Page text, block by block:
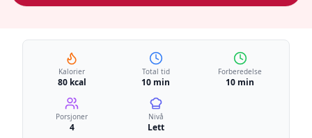
Kalorier
80 kcal
Total tid
10 min
Forberedelse
10 min
Porsjoner
4
Nivå
Lett